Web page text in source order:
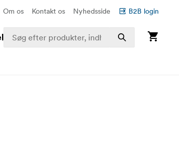
Om os Kontakt os Nyhedsside B2B login